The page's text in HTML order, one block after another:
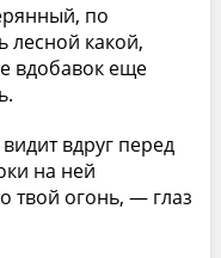
по
лесной какой,
вдобавок еще
вдруг перед
на ней
твой огонь, — глаз